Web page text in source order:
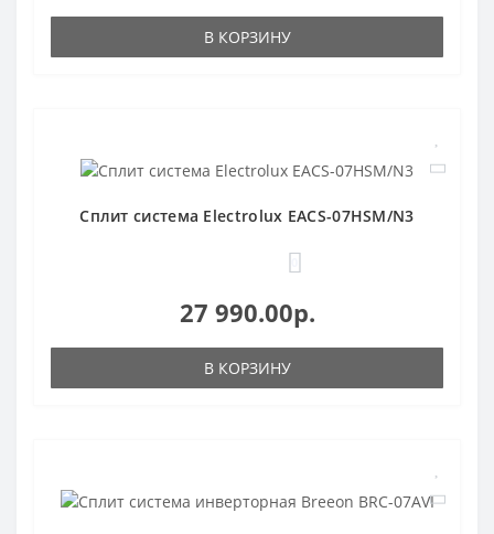
В КОРЗИНУ
Сплит система Electrolux EACS-07HSM/N3
27 990.00р.
В КОРЗИНУ